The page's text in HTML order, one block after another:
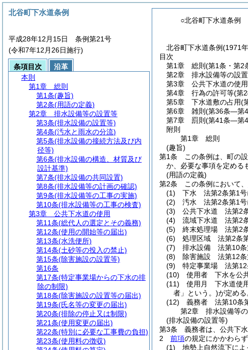
○北谷町下水道条例
北谷町下水道条例(1971
目次
第1章
総則 (第1条・第2
第2章
排水設備等の設
第3章
公共下水道の使用
第4章
行為の許可等(第
第5章
下水道敷の占用(
第6章
雑則 (第36条―第
第7章
罰則 (第41条―第
附則
第1章
総則
(趣旨)
第1条
この条例は、町の
か、必要な事項を定める
(用語の定義)
第2条
この条例において、
(1)
下水 法第2条第1号
(2)
汚水 法第2条第1号
(3)
公共下水道 法第2条
(4)
流域下水道 法第2条
(5)
終末処理場 法第2条
(6)
処理区域 法第2条第
(7)
排水設備 法第10条
(8)
除害施設 法第12条
(9)
特定事業場 法第12
(10)
使用者 下水を公共
(11)
使用月 下水道使
者」という。)が定める
(12)
義務者 法第10条
第2章
排水設備等
(排水設備の設置等)
第3条
義務者は、公共下
2
前項の規定にかかわらず
(1)
地勢上自然流下によ
北谷町下水道条例
平成28年12月15日 条例第21号
(令和7年12月26日施行)
条項目次
沿革
本則
第1章
総則
第1条(趣旨)
第2条(用語の定義)
第2章
排水設備等の設置等
第3条(排水設備の設置等)
第4条(汚水と雨水の分流)
第5条(排水設備の接続方法及び内
径等)
第6条(排水設備の構造、材質及び
設計基準)
第7条(排水設備の共同設置)
第8条(排水設備等の計画の確認)
第9条(排水設備等の工事の実施)
第10条(排水設備等の工事の検査)
第3章
公共下水道の使用
第11条(総代人の選定とその義務)
第12条(使用の開始等の届出)
第13条(水洗便所)
第14条(土砂等の投入の禁止)
第15条(除害施設の設置等)
第16条
第17条(特定事業場からの下水の排
除の制限)
第18条(除害施設の設置等の届出)
第19条(氏名等の変更の届出)
第20条(排除の停止又は制限)
第21条(使用変更の届出)
第22条(特別に必要な工事費の負担)
第23条(使用料の徴収)